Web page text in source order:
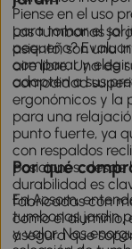
Piense en el uso
para tomar el sol
pequeño?
comparar y
adapten a sus
Las tumbonas
asiento; son una
aire libre. Una de
comodidad
ergonómicos y la
para una
punto fuerte, ya
con respaldos
posiciones,
durabilidad es
fabricadas con
como el aluminio,
asegura que
Por qué
En Aosom,
tumbonas jardin
y valor. Nos